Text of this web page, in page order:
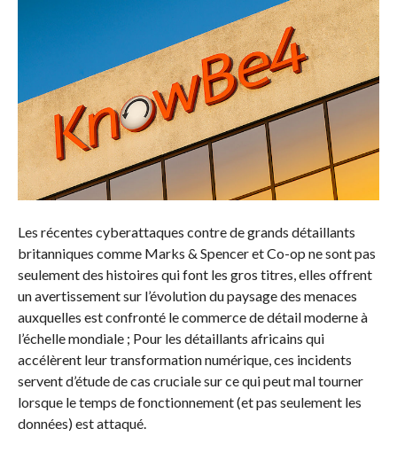
Les récentes cyberattaques contre de grands détaillants
britanniques comme Marks & Spencer et Co-op ne sont pas
seulement des histoires qui font les gros titres, elles offrent
un avertissement sur l’évolution du paysage des menaces
auxquelles est confronté le commerce de détail moderne à
l’échelle mondiale ; Pour les détaillants africains qui
accélèrent leur transformation numérique, ces incidents
servent d’étude de cas cruciale sur ce qui peut mal tourner
lorsque le temps de fonctionnement (et pas seulement les
données) est attaqué.